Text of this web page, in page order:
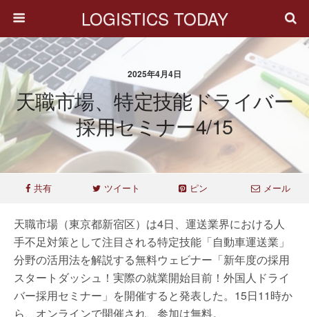
LOGISTICS TODAY
2025年4月4日
天職市場、特定技能ドライバー
採用セミナー4/15
共有 ツイート ピン メール
天職市場（東京都新宿区）は4日、運送業界における人
手不足対策として注目される特定技能「自動車運送業」
分野の活用法を解説する無料ウェビナー「新年度の採用
スタートダッシュ！実際の就業開始目前！外国人ドライ
バー採用セミナー」を開催すると発表した。15日11時か
ら、オンラインで開催され、参加は無料。